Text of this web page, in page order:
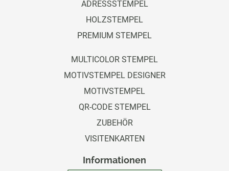
ADRESSSTEMPEL
HOLZSTEMPEL
PREMIUM STEMPEL
MULTICOLOR STEMPEL
MOTIVSTEMPEL DESIGNER
MOTIVSTEMPEL
QR-CODE STEMPEL
ZUBEHÖR
VISITENKARTEN
Informationen